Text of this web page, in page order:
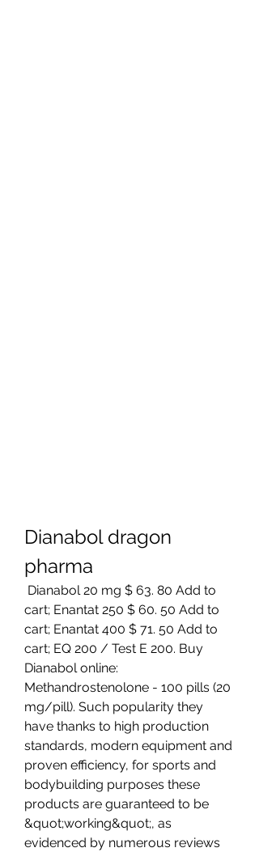
Dianabol dragon
pharma
cart; Enantat 250 $ 60. 50 Add to
cart; Enantat 400 $ 71. 50 Add to
cart; EQ 200 / Test E 200. Buy
Dianabol online:
Methandrostenolone - 100 pills (20
mg/pill). Such popularity they
have thanks to high production
standards, modern equipment and
proven efficiency, for sports and
bodybuilding purposes these
products are guaranteed to be
&quot;working&quot;, as
evidenced by numerous reviews